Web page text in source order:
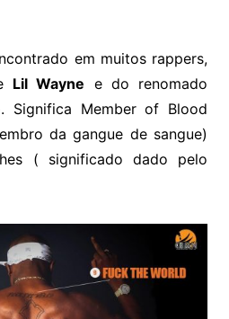
em muitos rappers,
Lil Wayne e do renomado
Member of Blood
da gangue de sangue)
( significado dado pelo